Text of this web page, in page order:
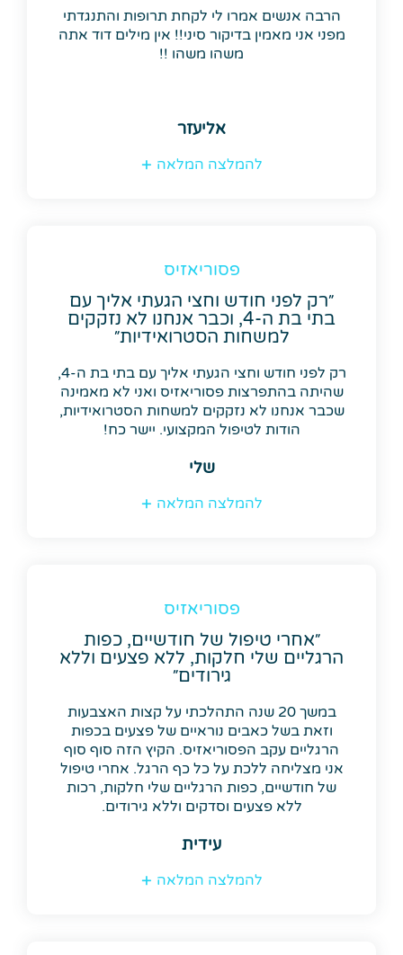
אליעזר
הרבה אנשים אמרו לי לקחת תרופות והתנגדתי
מפני אני מאמין בדיקור סיני!! אין מילים דוד אתה
משהו משהו !!
להמלצה המלאה
פסוריאזיס
״רק לפני חודש וחצי הגעתי אליך עם
בתי בת ה-4, וכבר אנחנו לא נזקקים
למשחות הסטרואידיות״
שלי
רק לפני חודש וחצי הגעתי אליך עם בתי בת ה-4,
שהיתה בהתפרצות פסוריאזיס ואני לא מאמינה
שכבר אנחנו לא נזקקים למשחות הסטרואידיות,
הודות לטיפול המקצועי. יישר כח!
להמלצה המלאה
פסוריאזיס
״אחרי טיפול של חודשיים, כפות
הרגליים שלי חלקות, ללא פצעים וללא
גירודים״
עידית
במשך 20 שנה התהלכתי על קצות האצבעות
וזאת בשל כאבים נוראיים של פצעים בכפות
הרגליים עקב הפסוריאזיס. הקיץ הזה סוף סוף
אני מצליחה ללכת על כל כף הרגל. אחרי טיפול
של חודשיים, כפות הרגליים שלי חלקות, רכות
ללא פצעים וסדקים וללא גירודים.
להמלצה המלאה